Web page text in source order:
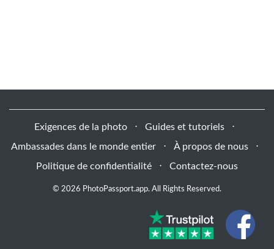
Exigences de la photo ⋅ Guides et tutoriels
⋅
Ambassades dans le monde entier
⋅ À propos de nous
⋅
Politique de confidentialité
⋅ Contactez-nous
© 2026 PhotoPassport.app. All Rights Reserved.